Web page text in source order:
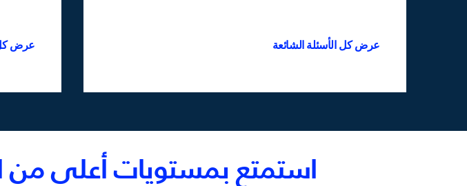
عرض كل الأسئلة الشائعة عرض كل
استمتع بمستويات أعلى من